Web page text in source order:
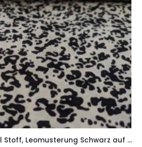
Fibre Mood Baumwoll Stoff, Leomusterung Schwarz auf Weiß